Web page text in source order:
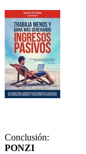
Conclusión:
PONZI